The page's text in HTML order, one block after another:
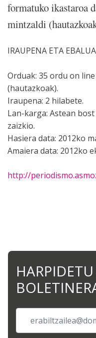
formatuko ikastaroa
mintzaldi
IRAUPENA ETA
Orduak: 35 ordu on
(hautazkoak).
Iraupena: 2 hilabete.
Lan-karga: Astean
zaizkio.
Hasiera data: 2012ko
Amaiera data: 2012ko
http://